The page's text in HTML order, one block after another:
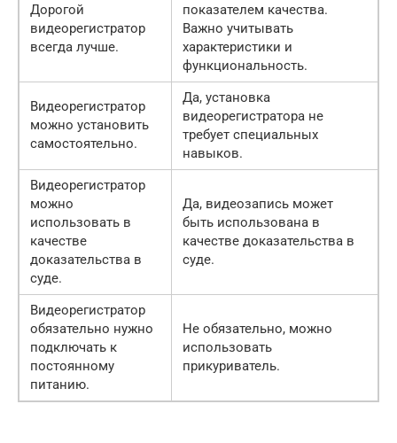
Дорогой
видеорегистратор
всегда лучше.
показателем качества.
Важно учитывать
характеристики и
функциональность.
Видеорегистратор
можно установить
самостоятельно.
Да, установка
видеорегистратора не
требует специальных
навыков.
Видеорегистратор
можно
использовать в
качестве
доказательства в
суде.
Да, видеозапись может
быть использована в
качестве доказательства в
суде.
Видеорегистратор
обязательно нужно
подключать к
постоянному
питанию.
Не обязательно, можно
использовать
прикуриватель.